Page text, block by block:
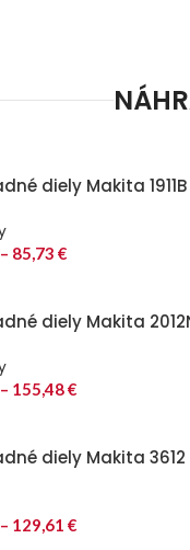
diely Makita 1911B
– 85,73 €
diely Makita
– 155,48€
diely Makita 3612
– 129,61 €